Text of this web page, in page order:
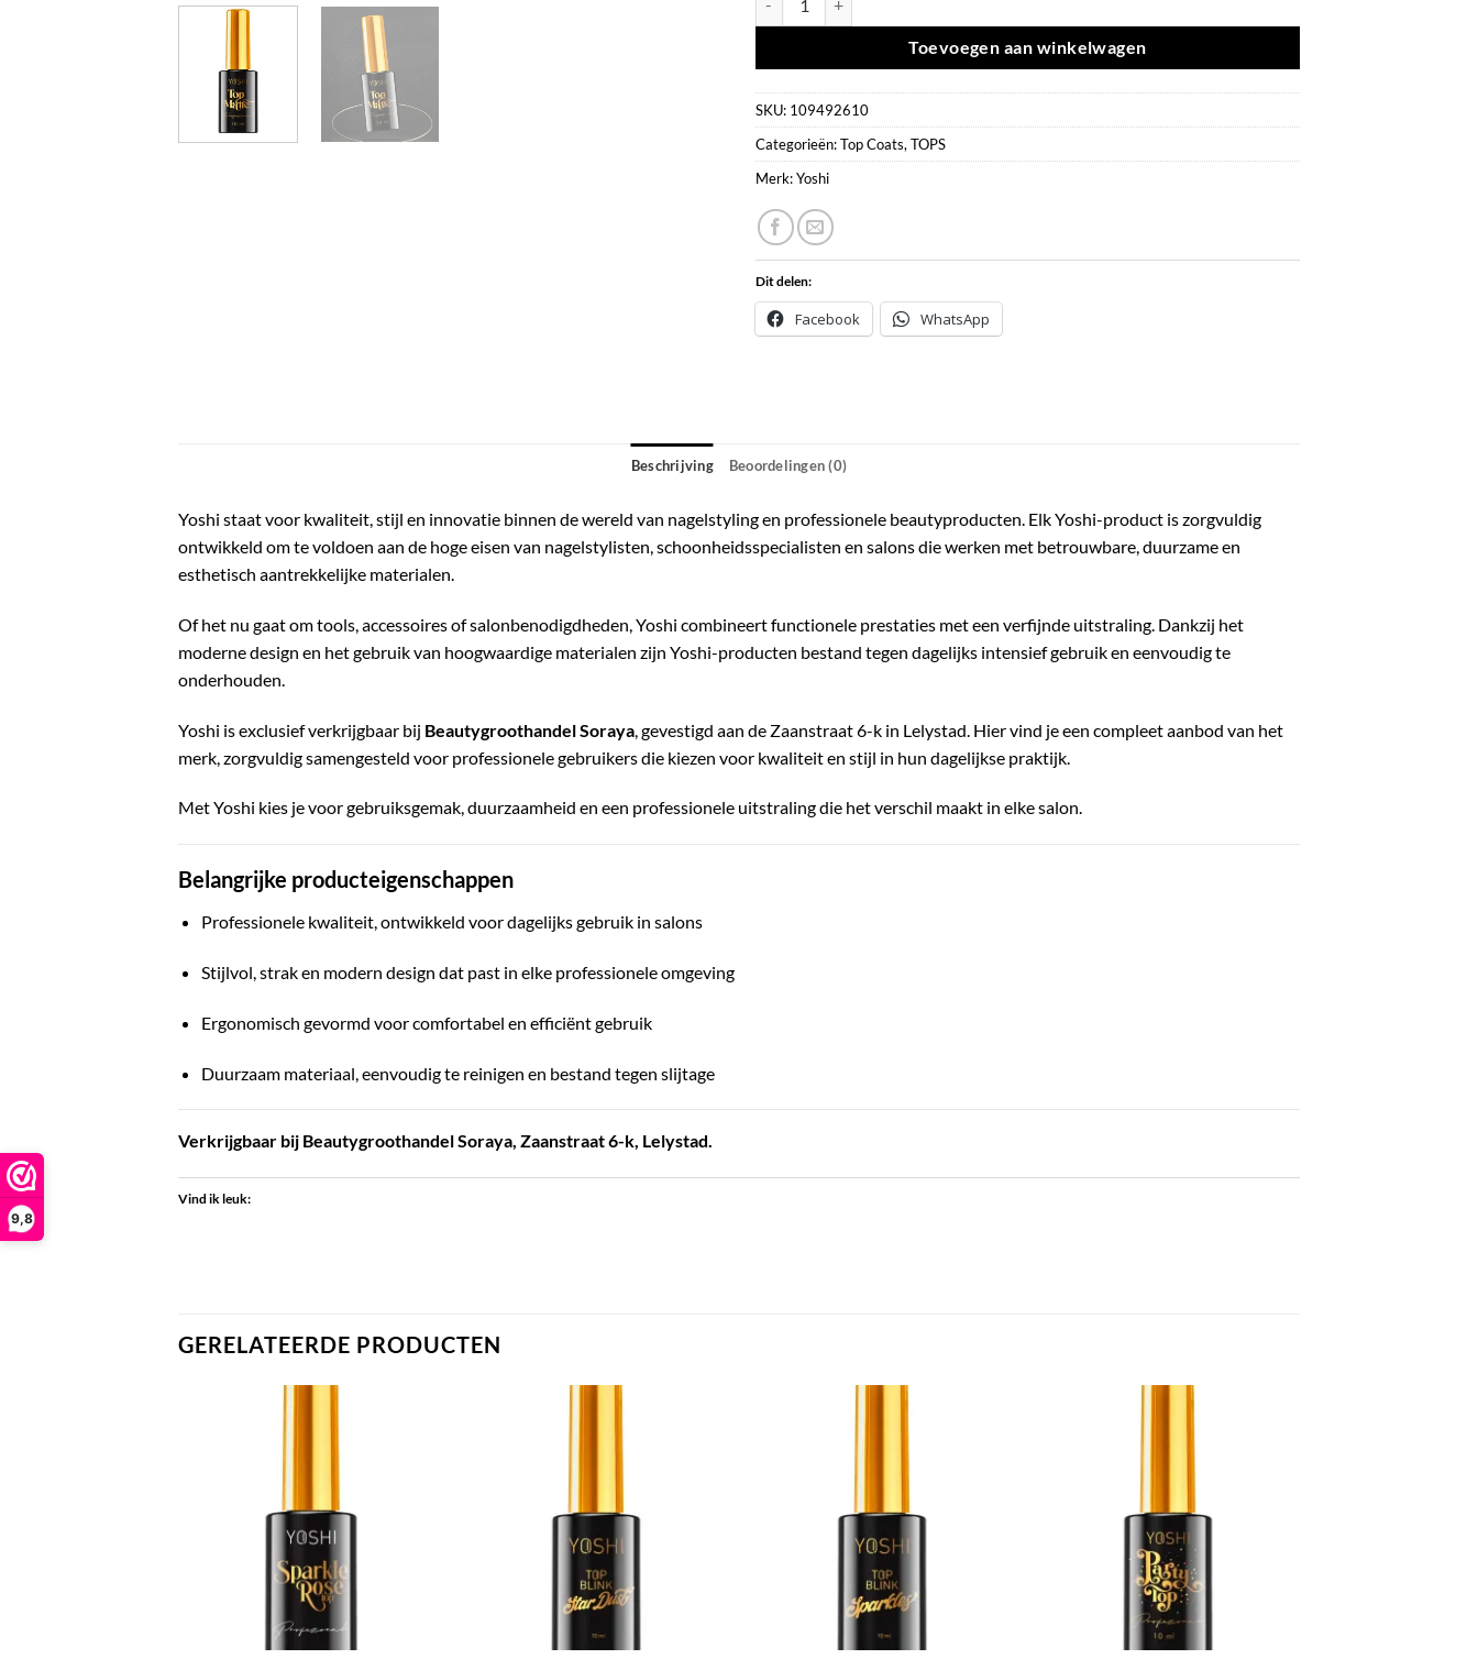
9,8
Toevoegen aan winkelwagen
SKU: 109492610
Categorieën:Top Coats, TOPS
Merk:Yoshi
Dit delen:
Facebook WhatsApp
Beschrijving Beoordelingen (0)
Yoshi staat voor kwaliteit, stijl en innovatie binnen de wereld van nagelstyling en professionele beautyproducten. Elk Yoshi-product is zorgvuldig
ontwikkeld om te voldoen aan de hoge eisen van nagelstylisten, schoonheidsspecialisten en salons die werken met betrouwbare, duurzame en
esthetisch aantrekkelijke materialen.
Of het nu gaat om tools, accessoires of salonbenodigdheden, Yoshi combineert functionele prestaties met een verfijnde uitstraling. Dankzij het
moderne design en het gebruik van hoogwaardige materialen zijn Yoshi-producten bestand tegen dagelijks intensief gebruik en eenvoudig te
onderhouden.
Yoshi is exclusief verkrijgbaar bij Beautygroothandel Soraya , gevestigd aan de Zaanstraat 6-k in Lelystad. Hier vind je een compleet aanbod van het
merk, zorgvuldig samengesteld voor professionele gebruikers die kiezen voor kwaliteit en stijl in hun dagelijkse praktijk.
Met Yoshi kies je voor gebruiksgemak, duurzaamheid en een professionele uitstraling die het verschil maakt in elke salon.
Belangrijke producteigenschappen
Professionele kwaliteit, ontwikkeld voor dagelijks gebruik in salons
Stijlvol, strak en modern design dat past in elke professionele omgeving
Ergonomisch gevormd voor comfortabel en efficiënt gebruik
Duurzaam materiaal, eenvoudig te reinigen en bestand tegen slijtage
Verkrijgbaar bij Beautygroothandel Soraya, Zaanstraat 6-k, Lelystad.
Vind ik leuk:
GERELATEERDE PRODUCTEN